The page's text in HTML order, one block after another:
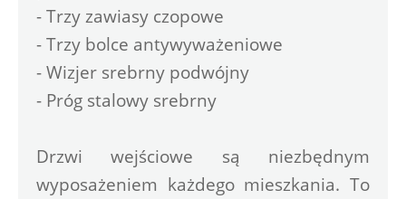
- Trzy zawiasy czopowe
- Trzy bolce antywyważeniowe
- Wizjer srebrny podwójny
- Próg stalowy srebrny
Drzwi wejściowe są niezbędnym
wyposażeniem każdego mieszkania. To